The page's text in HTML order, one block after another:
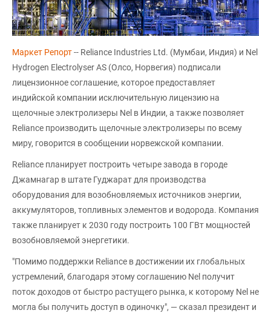
Маркет Репорт-- Reliance Industries Ltd. (Мумбаи, Индия) и Nel
Hydrogen Electrolyser AS (Олсо, Норвегия) подписали
лицензионное соглашение, которое предоставляет
индийской компании исключительную лицензию на
щелочные электролизеры Nel в Индии, а также позволяет
Reliance производить щелочные электролизеры по всему
миру, говорится в сообщении норвежской компании.
Reliance планирует построить четыре завода в городе
Джамнагар в штате Гуджарат для производства
оборудования для возобновляемых источников энергии,
аккумуляторов, топливных элементов и водорода. Компания
также планирует к 2030 году построить 100 ГВт мощностей
возобновляемой энергетики.
"Помимо поддержки Reliance в достижении их глобальных
устремлений, благодаря этому соглашению Nel получит
поток доходов от быстро растущего рынка, к которому Nel не
могла бы получить доступ в одиночку", — сказал президент и